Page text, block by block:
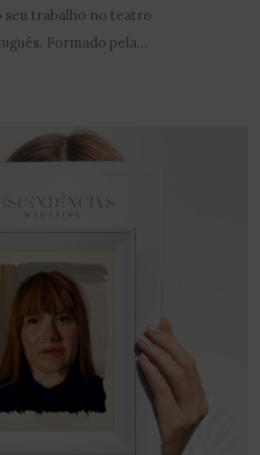
seu trabalho no teatro
Formado pela...